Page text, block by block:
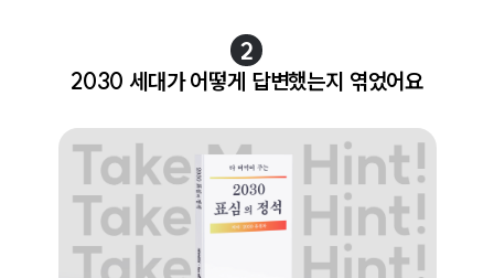
2
2030 세대가 어떻게 답변했는지 엮었어요